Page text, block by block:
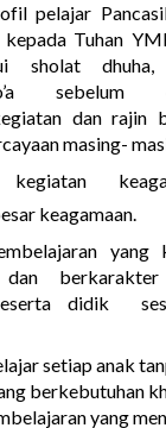
pelajar
Tuhan
sholat dhuha,
dan rajin
masing-
kegiatan
keagamaan.
yang
dan
didik
setiap anak
berkebutuhan
yang